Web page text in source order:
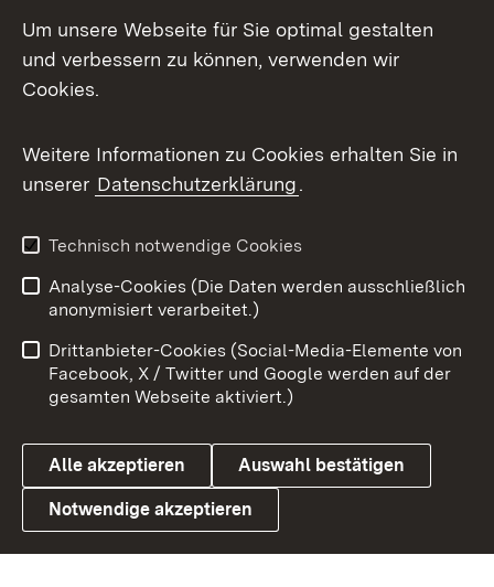
Facebook
X / Twitter
Youtube
Link zum Landesportal
Impressum
Kontakt
Barrierefreiheit
Datenschutz
Cookies
Um unsere Webseite für Sie optimal gestalten
und verbessern zu können, verwenden wir
Cookies.
Weitere Informationen zu Cookies erhalten Sie in
unserer Datenschutzerklärung.
Technisch notwendige Cookies
Analyse-Cookies (Die Daten werden ausschließlich
anonymisiert verarbeitet.)
Drittanbieter-Cookies (Social-Media-Elemente von
Facebook, X / Twitter und Google werden auf der
gesamten Webseite aktiviert.)
Alle akzeptieren Auswahl bestätigen
Notwendige akzeptieren